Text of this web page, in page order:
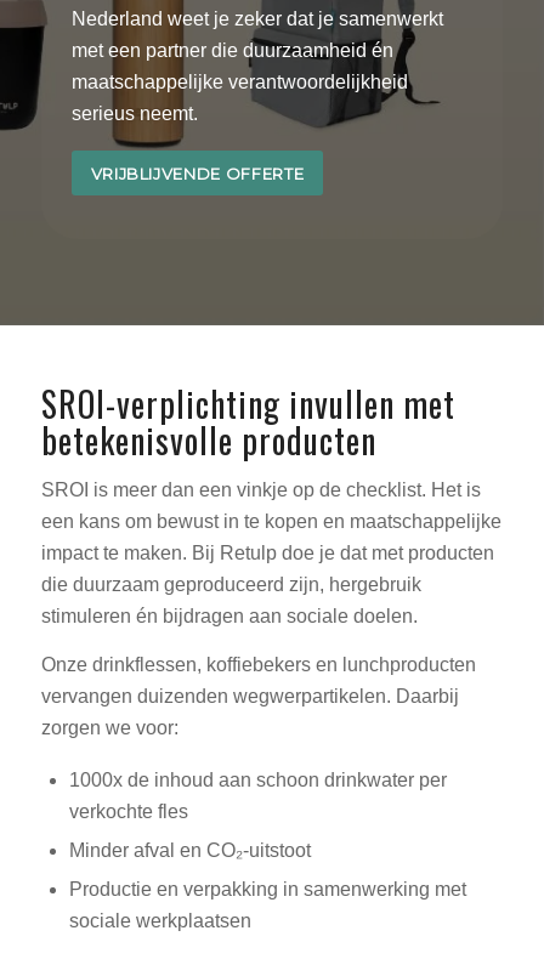
Nederland weet je zeker dat je samenwerkt
met een partner die duurzaamheid én
maatschappelijke verantwoordelijkheid
serieus neemt.
VRIJBLIJVENDE OFFERTE
SROI-verplichting invullen met
betekenisvolle producten
SROI is meer dan een vinkje op de checklist. Het is
een kans om bewust in te kopen en maatschappelijke
impact te maken. Bij Retulp doe je dat met producten
die duurzaam geproduceerd zijn, hergebruik
stimuleren én bijdragen aan sociale doelen.
Onze drinkflessen, koffiebekers en lunchproducten
vervangen duizenden wegwerpartikelen. Daarbij
zorgen we voor:
1000x de inhoud aan schoon drinkwater per
verkochte fles
Minder afval en CO₂-uitstoot
Productie en verpakking in samenwerking met
sociale werkplaatsen